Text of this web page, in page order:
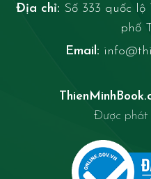
Địa chỉ: Số 333 quốc lộ
phố
Email:
Được phát